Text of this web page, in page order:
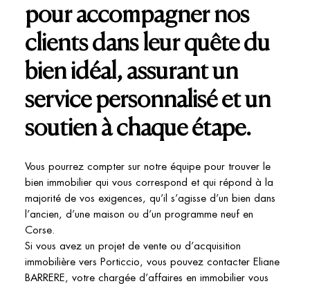
pour accompagner nos
clients dans leur quête du
bien idéal, assurant un
service personnalisé et un
soutien à chaque étape.
Vous pourrez compter sur notre équipe pour trouver le
bien immobilier qui vous correspond et qui répond à la
majorité de vos exigences, qu’il s’agisse d’un bien dans
l’ancien, d’une maison ou d’un programme neuf en
Corse.
Si vous avez un projet de vente ou d’acquisition
immobilière vers Porticcio, vous pouvez contacter Eliane
BARRERE, votre chargée d’affaires en immobilier vous